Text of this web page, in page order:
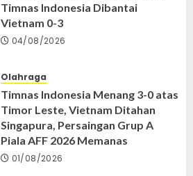
Timnas Indonesia Dibantai
Vietnam 0-3
04/08/2026
Olahraga
Timnas Indonesia Menang 3-0 atas
Timor Leste, Vietnam Ditahan
Singapura, Persaingan Grup A
Piala AFF 2026 Memanas
01/08/2026